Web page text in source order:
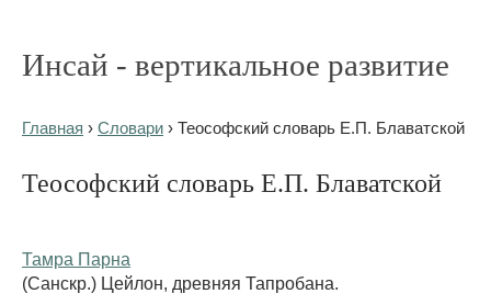
Инсай - вертикальное развитие
Главная › Словари › Теософский словарь Е.П. Блаватской
Теософский словарь Е.П. Блаватской
Тамра Парна
(Санскр.) Цейлон, древняя Тапробана.